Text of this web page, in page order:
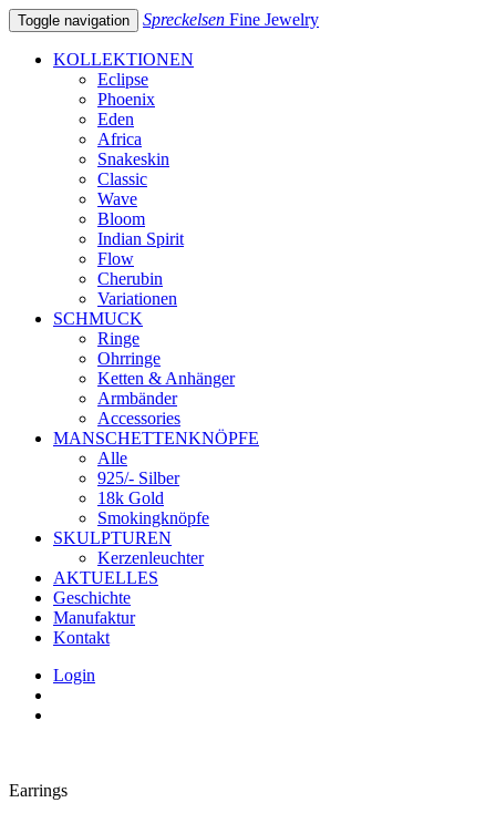
Toggle navigation Spreckelsen Fine Jewelry
KOLLEKTIONEN
Eclipse
Phoenix
Eden
Africa
Snakeskin
Classic
Wave
Bloom
Indian Spirit
Flow
Cherubin
Variationen
SCHMUCK
Ringe
Ohrringe
Ketten & Anhänger
Armbänder
Accessories
MANSCHETTENKNÖPFE
Alle
925/- Silber
18k Gold
Smokingknöpfe
SKULPTUREN
Kerzenleuchter
AKTUELLES
Geschichte
Manufaktur
Kontakt
Login
Earrings